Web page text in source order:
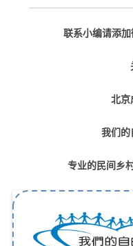
联系小编请添
北京
我们的
专业的民间乡